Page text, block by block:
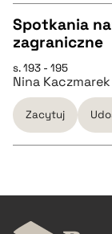
BIBTEX
CZYSTY TEKST
pobierz cytat
BIBTEX
pobierz cytat
Spotkania
zagraniczne
s. 193 - 195
Nina Kaczmarek
Zacytuj
CZYSTY TEKST